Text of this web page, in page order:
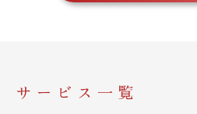
サービス一覧